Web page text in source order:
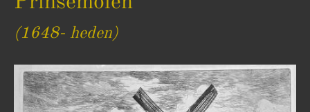
(1648- heden)